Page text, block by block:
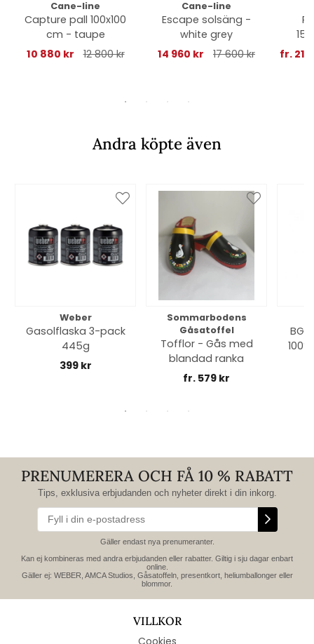
Cane-line
Capture pall 100x100
cm - taupe
10 880 kr
12 800 kr
Cane-line
Escape solsäng -
white grey
14 960 kr
17 600 kr fr. 21
Andra köpte även
Weber
Gasolflaska 3-pack
445g
399 kr
Sommarbodens
Gåsatoffel
Tofflor - Gås med
blandad ranka
fr. 579 kr
PRENUMERERA OCH FÅ 10 % RABATT
Tips, exklusiva erbjudanden och nyheter direkt i din inkorg.
Gäller endast nya prenumeranter.
Kan ej kombineras med andra erbjudanden eller rabatter. Giltig i sju dagar enbart
online.
Gäller ej: WEBER, AMCA Studios, Gåsatoffeln, presentkort, heliumballonger eller
blommor.
VILLKOR